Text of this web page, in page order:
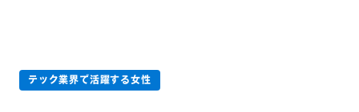
テック業界で活躍する女性